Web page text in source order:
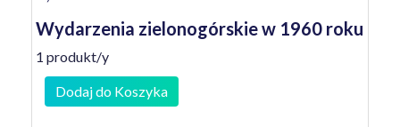
Wydarzenia zielonogórskie w 1960 roku
1 produkt/y
Dodaj do Koszyka